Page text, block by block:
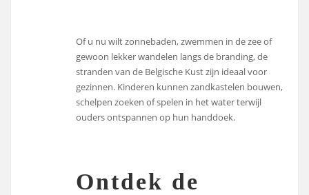
Of u nu wilt zonnebaden, zwemmen in de zee of
gewoon lekker wandelen langs de branding, de
stranden van de Belgische Kust zijn ideaal voor
gezinnen. Kinderen kunnen zandkastelen bouwen,
schelpen zoeken of spelen in het water terwijl
ouders ontspannen op hun handdoek.
Ontdek de